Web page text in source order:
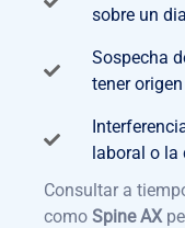
sobre un
Sospecha
tener
laboral o la
Consultar a
como Spine AX